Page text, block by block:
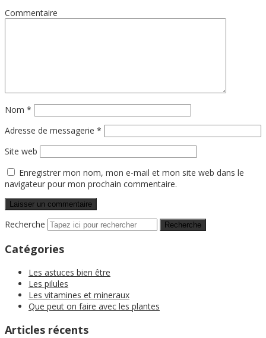
Commentaire
Nom *
Adresse de messagerie *
Site web
Enregistrer mon nom, mon e-mail et mon site web dans le
navigateur pour mon prochain commentaire.
Recherche
Catégories
Les astuces bien être
Les pilules
Les vitamines et mineraux
Que peut on faire avec les plantes
Articles récents